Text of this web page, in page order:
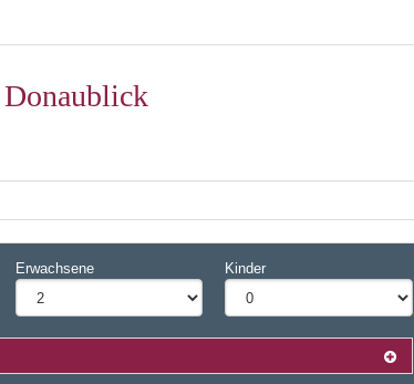
Erwachsene Kinder